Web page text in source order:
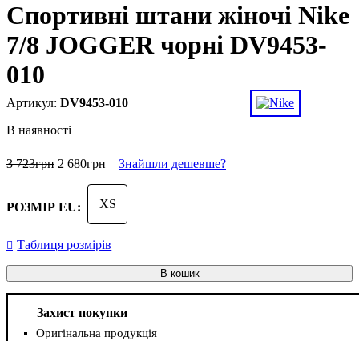
Спортивні штани жіночі Nike
7/8 JOGGER чорні DV9453-
010
DV9453-010
В наявності
3 723грн 2 680грн Знайшли дешевше?
РОЗМІР EU: XS
Таблиця розмірів
В кошик
Захист покупки
Оригінальна продукція